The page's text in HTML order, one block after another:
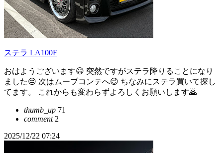
ステラ LA100F
おはようございます😃 突然ですがステラ降りることになり
ました😔 次はムーブコンテへ😉 ちなみにステラ買いて探し
てます。 これからも変わらずよろしくお願いします🙇
thumb_up 71
comment2
2025/12/22 07:24